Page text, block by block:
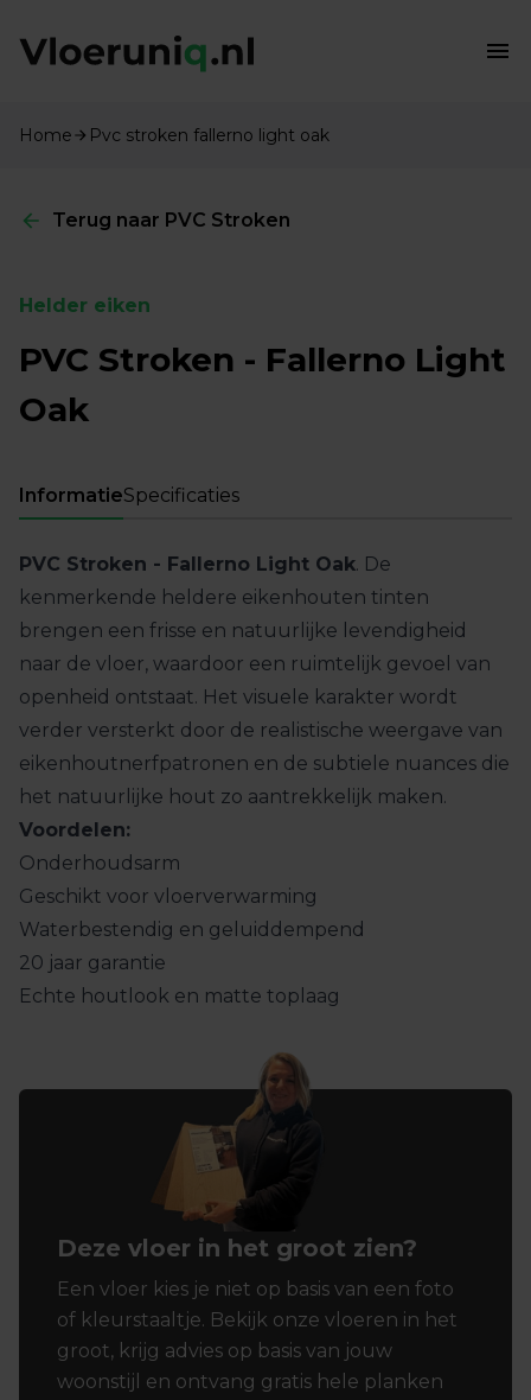
Home Pvc stroken fallerno light oak
Terug naar PVC Stroken
Helder eiken
PVC Stroken - Fallerno Light
Oak
InformatieSpecificaties
PVC Stroken - Fallerno Light Oak. De
kenmerkende heldere eikenhouten tinten
brengen een frisse en natuurlijke levendigheid
naar de vloer, waardoor een ruimtelijk gevoel van
openheid ontstaat. Het visuele karakter wordt
verder versterkt door de realistische weergave van
eikenhoutnerfpatronen en de subtiele nuances die
het natuurlijke hout zo aantrekkelijk maken.
Voordelen:
Onderhoudsarm
Geschikt voor vloerverwarming
Waterbestendig en geluiddempend
20 jaar garantie
Echte houtlook en matte toplaag
Deze vloer in het groot zien?
Een vloer kies je niet op basis van een foto
of kleurstaaltje. Bekijk onze vloeren in het
groot, krijg advies op basis van jouw
woonstijl en ontvang gratis hele planken